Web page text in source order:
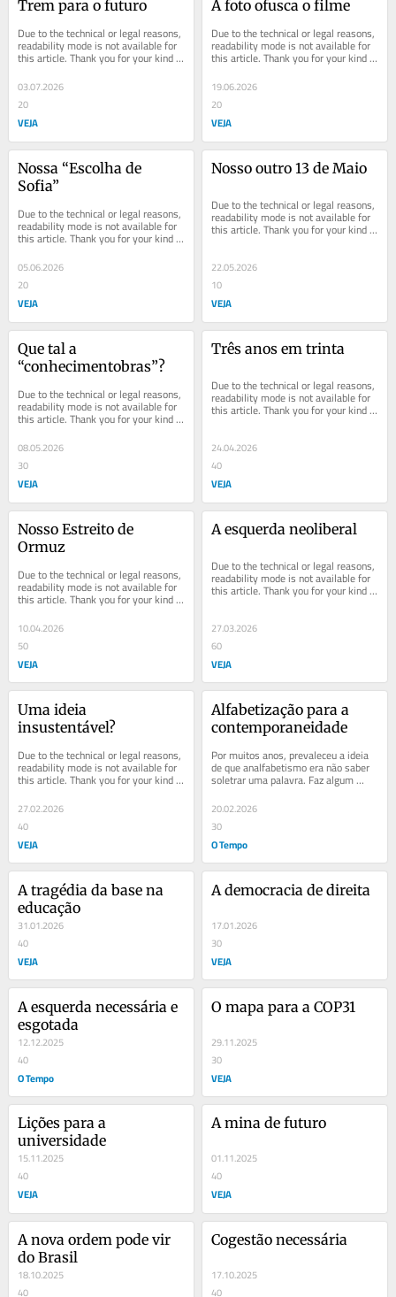
Trem para o futuro
Due to the technical or legal reasons,
readability mode is not available for
this article. Thank you for your kind
03.07.2026
20
VEJA
A foto ofusca o filme
Due to the technical or legal reasons,
readability mode is not available for
this article. Thank you for your kind
19.06.2026
20
VEJA
Nossa “Escolha de
Sofia”
Due to the technical or legal reasons,
readability mode is not available for
this article. Thank you for your kind
05.06.2026
20
VEJA
Nosso outro 13 de Maio
Due to the technical or legal reasons,
readability mode is not available for
this article. Thank you for your kind
22.05.2026
10
VEJA
Que tal a
“conhecimentobras”?
Due to the technical or legal reasons,
readability mode is not available for
this article. Thank you for your kind
08.05.2026
30
VEJA
Três anos em trinta
Due to the technical or legal reasons,
readability mode is not available for
this article. Thank you for your kind
24.04.2026
40
VEJA
Nosso Estreito de
Ormuz
Due to the technical or legal reasons,
readability mode is not available for
this article. Thank you for your kind
10.04.2026
50
VEJA
A esquerda neoliberal
Due to the technical or legal reasons,
readability mode is not available for
this article. Thank you for your kind
27.03.2026
60
VEJA
Uma ideia
insustentável?
Due to the technical or legal reasons,
readability mode is not available for
this article. Thank you for your kind
27.02.2026
40
VEJA
Alfabetização para a
contemporaneidade
Por muitos anos, prevaleceu a ideia
de que analfabetismo era não saber
soletrar uma palavra. Faz algum
tempo, usa-se o conceito de
analfabetismo...
20.02.2026
30
O Tempo
A tragédia da base na
educação
31.01.2026
40
VEJA
A democracia de direita
17.01.2026
30
VEJA
A esquerda necessária e
esgotada
12.12.2025
40
O Tempo
O mapa para a COP31
29.11.2025
30
VEJA
Lições para a
universidade
15.11.2025
40
VEJA
A mina de futuro
01.11.2025
40
VEJA
A nova ordem pode vir
do Brasil
18.10.2025
40
Cogestão necessária
17.10.2025
40